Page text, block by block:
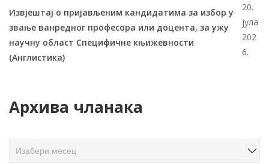
Извјештај о пријављеним кандидатима за избор у
звање ванредног професора или доцента, за ужу
научну област Специфичне књижевности
(Англистика)
20.
јула
202
6.
Архива чланака